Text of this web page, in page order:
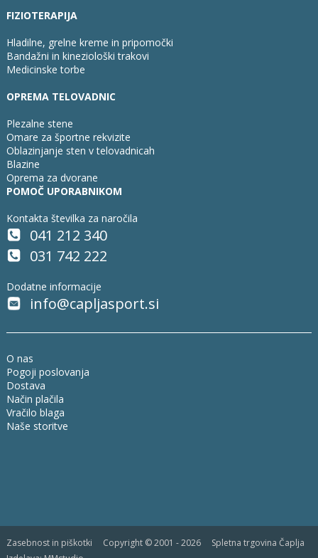
FIZIOTERAPIJA
Hladilne, grelne kreme in pripomočki
Bandažni in kineziološki trakovi
Medicinske torbe
OPREMA TELOVADNIC
Plezalne stene
Omare za športne rekvizite
Oblazinjanje sten v telovadnicah
Blazine
Oprema za dvorane
POMOČ UPORABNIKOM
Kontakta številka za naročila
041 212 340
031 742 222
Dodatne informacije
info@capljasport.si
O nas
Pogoji poslovanja
Dostava
Način plačila
Vračilo blaga
Naše storitve
Zasebnost in piškotki
Copyright © 2001 - 2026 Spletna trgovina Čaplja